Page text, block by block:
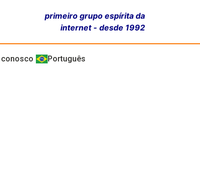
primeiro grupo espírita da
internet - desde 1992
conosco Português